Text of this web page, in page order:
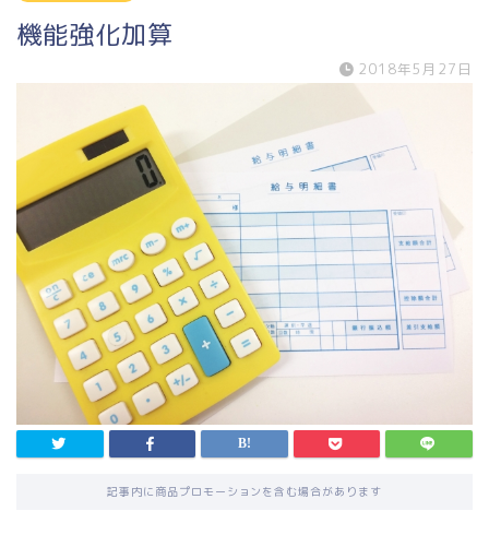
機能強化加算
2018年5月27日
記事内に商品プロモーションを含む場合があります